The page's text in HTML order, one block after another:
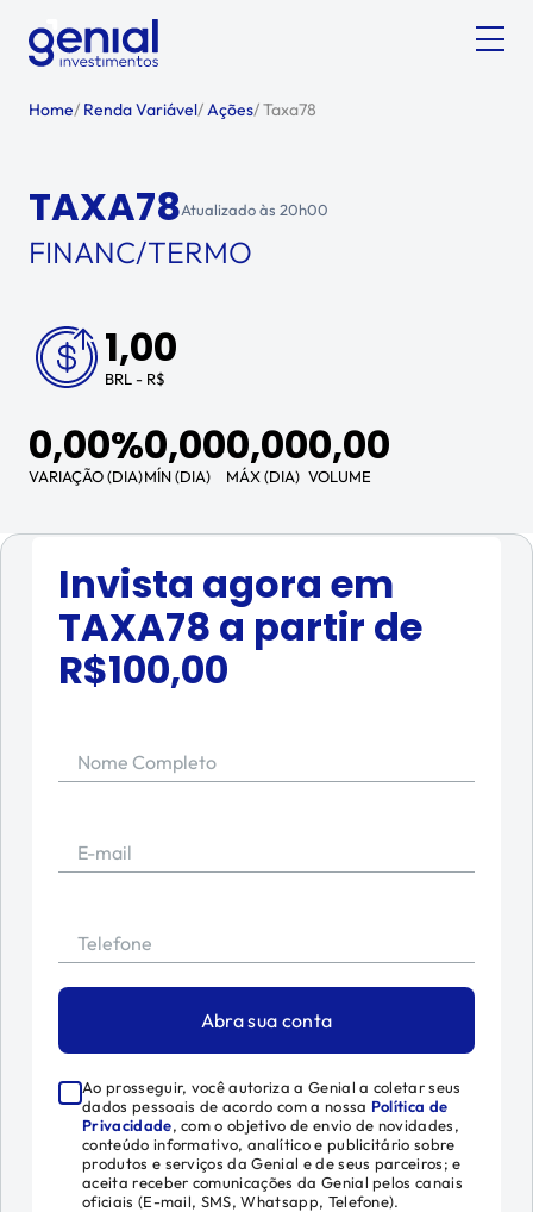
Home/ Renda Variável/Ações/Taxa78
TAXA78Atualizado às 20h00
FINANC/TERMO
1,00
BRL - R$
0,00%
VARIAÇÃO (DIA)
0,00
MÍN (DIA)
0,00
MÁX (DIA)
0,00
VOLUME
Invista agora em
TAXA78 a partir de
R$100,00
Nome Completo
E-mail
Telefone
Abra sua conta
Ao prosseguir, você autoriza a Genial a coletar seus
dados pessoais de acordo com a nossa Política de
Privacidade, com o objetivo de envio de novidades,
conteúdo informativo, analítico e publicitário sobre
produtos e serviços da Genial e de seus parceiros; e
aceita receber comunicações da Genial pelos canais
oficiais (E-mail, SMS, Whatsapp, Telefone).